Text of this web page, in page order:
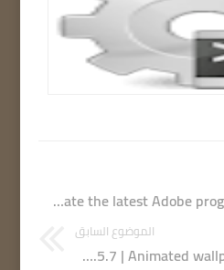
Adobe GenP 3.3.10.0 | Activate the latest Adobe program 2019 – 2024
الموضوع السابق
Wallpaper Engine 2.5.7 | Animated wallpapers [Pre-Activated]